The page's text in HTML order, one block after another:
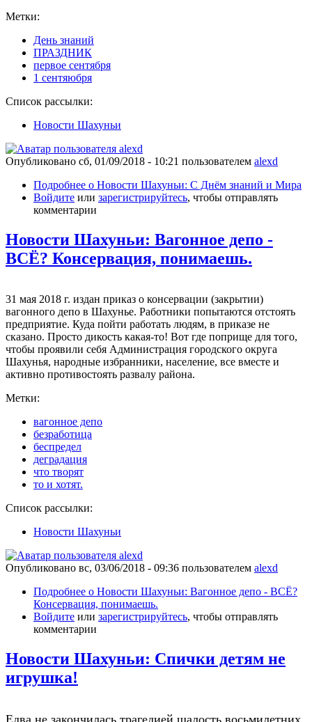
Метки:
День знаний
ПРАЗДНИК
первое сентября
1 сентяюбря
Список рассылки:
Новости Шахуньи
Опубликовано сб, 01/09/2018 - 10:21 пользователем alexd
Подробнее о Новости Шахуньи: С Днём знаний и Мира
Войдите или зарегистрируйтесь, чтобы отправлять
комментарии
Новости Шахуньи: Вагонное депо -
ВСЁ? Консервация, понимаешь.
31 мая 2018 г. издан приказ о консервации (закрытии)
вагонного депо в Шахунье. Работники попытаются отстоять
предприятие. Куда пойти работать людям, в приказе не
сказано. Просто дикость какая-то! Вот где поприще для того,
чтобы проявили себя Администрация городского округа
Шахунья, народные избранники, население, все вместе и
активно противостоять развалу района.
Метки:
вагонное депо
безработица
беспредел
деградация
что творят
то и хотят.
Список рассылки:
Новости Шахуньи
Опубликовано вс, 03/06/2018 - 09:36 пользователем alexd
Подробнее о Новости Шахуньи: Вагонное депо - ВСЁ?
Консервация, понимаешь.
Войдите или зарегистрируйтесь, чтобы отправлять
комментарии
Новости Шахуньи: Спички детям не
игрушка!